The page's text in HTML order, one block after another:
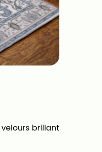
brillant